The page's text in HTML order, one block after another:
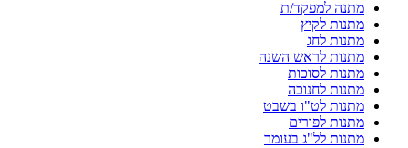
מתנה למפקד/ת
מתנות לקיץ
מתנות לחג
מתנות לראש השנה
מתנות לסוכות
מתנות לחנוכה
מתנות לט"ו בשבט
מתנות לפורים
מתנות לל"ג בעומר